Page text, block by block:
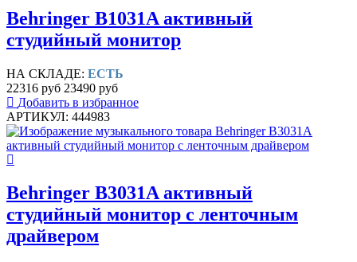
Behringer B1031A активный
студийный монитор
НА СКЛАДЕ: ЕСТЬ
22316 руб 23490 руб
Добавить в избранное
АРТИКУЛ: 444983
Behringer B3031A активный
студийный монитор с ленточным
драйвером